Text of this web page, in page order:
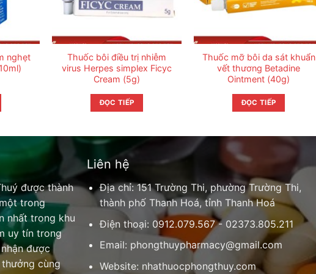
nghẹt
Thuốc bôi điều trị nhiễm
virus Herpes simplex Ficyc
Cream (5g)
ĐỌC TIẾP
Thuốc mỡ bôi da sát khuẩn
vết thương Betadine
Ointment (40g)
ĐỌC TIẾP
được thành
trong
nhất trong khu
uy tín trong
được
cùng
Liên hệ
Địa chỉ: 151 Trường Thi, phường Trường Thi,
thành phố Thanh Hoá, tỉnh Thanh Hoá
Điện thoại: 0912.079.567 - 02373.805.211
Email: phongthuypharmacy@gmail.com
Website: nhathuocphongthuy.com